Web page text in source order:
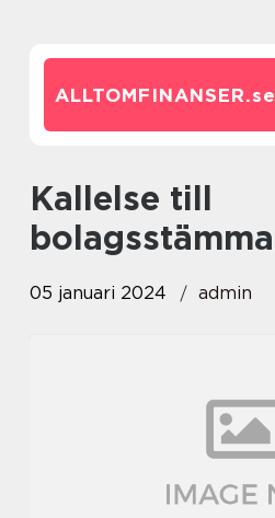
ALLTOMFINANSER.se
kallelse till
bolagsstämma
05 januari 2024 admin